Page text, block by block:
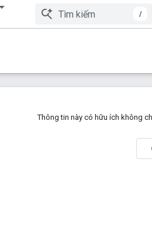
/
Thông tin này có hữu ích không